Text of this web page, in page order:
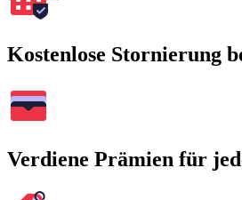
Kostenlose Stornierung
Verdiene Prämien für